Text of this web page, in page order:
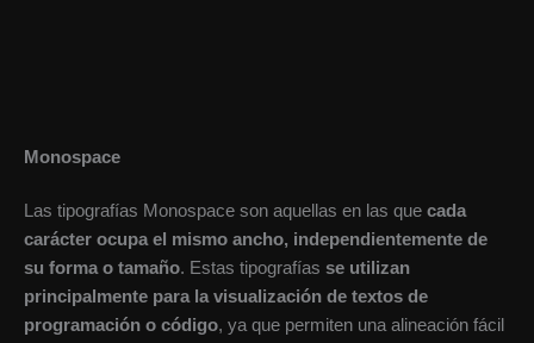
Monospace
Las tipografías Monospace son aquellas en las que cada
carácter ocupa el mismo ancho, independientemente de
su forma o tamaño. Estas tipografías se utilizan
principalmente para la visualización de textos de
programación o código, ya que permiten una alineación fácil